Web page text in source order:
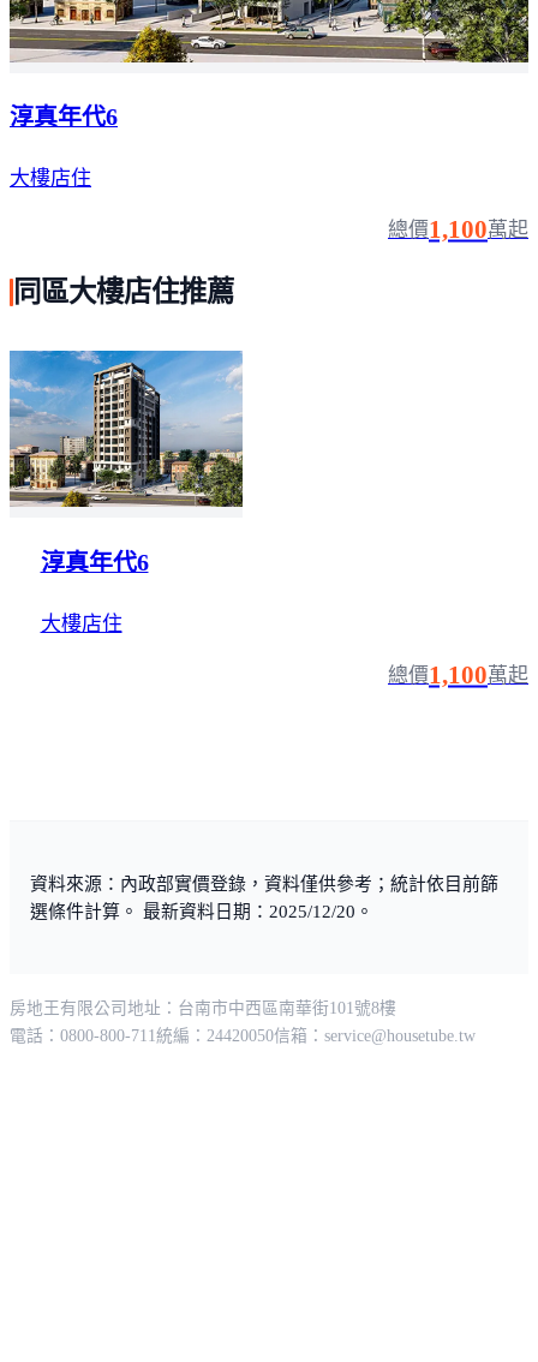
淳真年代6
大樓店住
總價1,100萬起
同區大樓店住推薦
淳真年代6
大樓店住
總價1,100萬起
資料來源：內政部實價登錄，資料僅供參考；統計依目前篩
選條件計算。 最新資料日期：2025/12/20。
房地王有限公司 地址：台南市中西區南華街101號8樓
電話：0800-800-711統編：24420050信箱： service@housetube.tw